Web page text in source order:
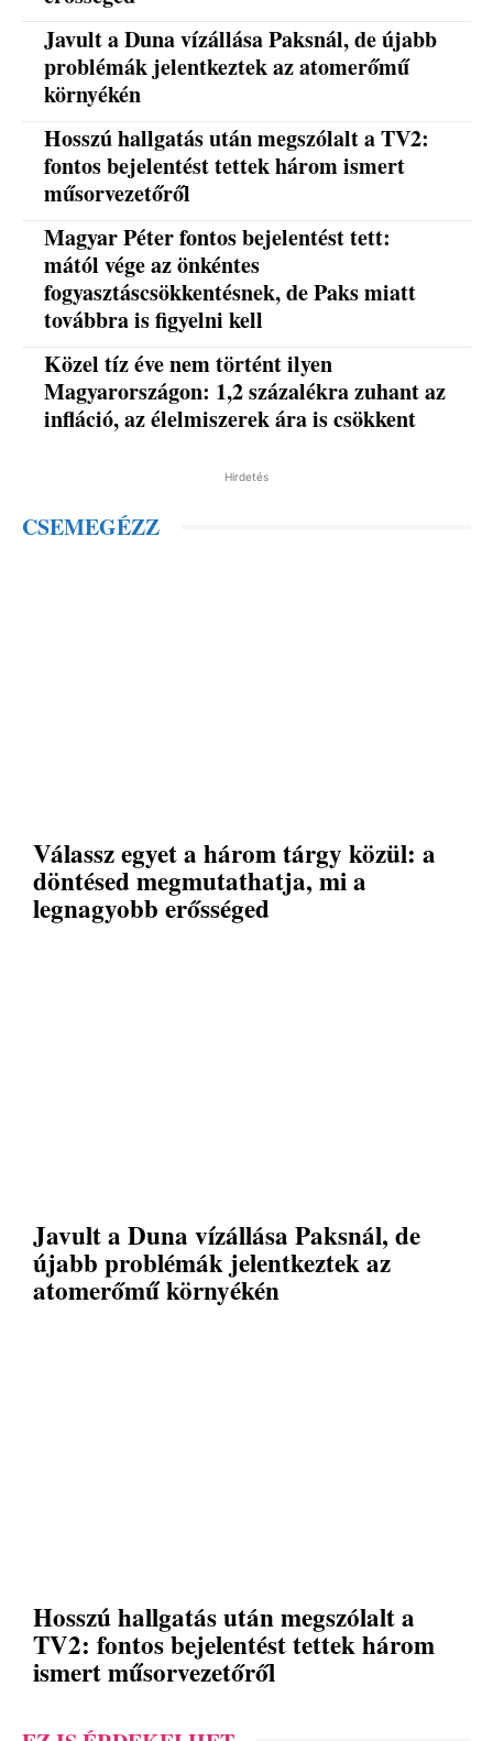
Javult a Duna vízállása Paksnál, de újabb
problémák jelentkeztek az atomerőmű
környékén
Hosszú hallgatás után megszólalt a TV2:
fontos bejelentést tettek három ismert
műsorvezetőről
Magyar Péter fontos bejelentést tett:
mától vége az önkéntes
fogyasztáscsökkentésnek, de Paks miatt
továbbra is figyelni kell
Közel tíz éve nem történt ilyen
Magyarországon: 1,2 százalékra zuhant az
infláció, az élelmiszerek ára is csökkent
Hirdetés
CSEMEGÉZZ
Válassz egyet a három tárgy közül: a
döntésed megmutathatja, mi a
legnagyobb erősséged
Javult a Duna vízállása Paksnál, de
újabb problémák jelentkeztek az
atomerőmű környékén
Hosszú hallgatás után megszólalt a
TV2: fontos bejelentést tettek három
ismert műsorvezetőről